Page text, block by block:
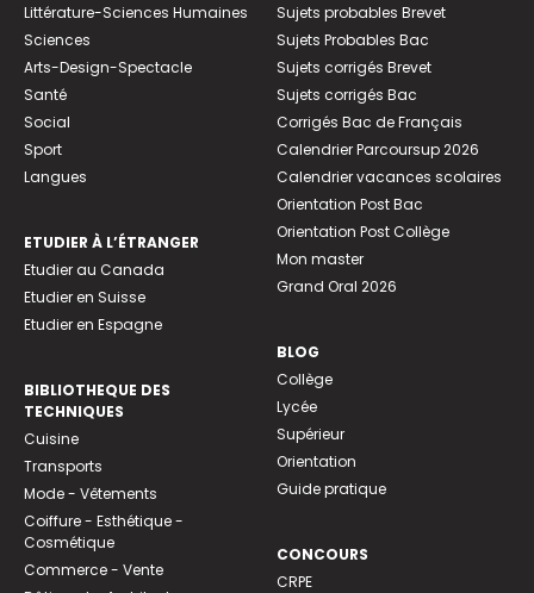
Littérature-Sciences Humaines
Sciences
Arts-Design-Spectacle
Santé
Social
Sport
Langues
ETUDIER À L’ÉTRANGER
Etudier au Canada
Etudier en Suisse
Etudier en Espagne
BIBLIOTHEQUE DES
TECHNIQUES
Cuisine
Transports
Mode - Vêtements
Coiffure - Esthétique -
Cosmétique
Commerce - Vente
Sujets probables Brevet
Sujets Probables Bac
Sujets corrigés Brevet
Sujets corrigés Bac
Corrigés Bac de Français
Calendrier Parcoursup 2026
Calendrier vacances scolaires
Orientation Post Bac
Orientation Post Collège
Mon master
Grand Oral 2026
BLOG
Collège
Lycée
Supérieur
Orientation
Guide pratique
CONCOURS
CRPE